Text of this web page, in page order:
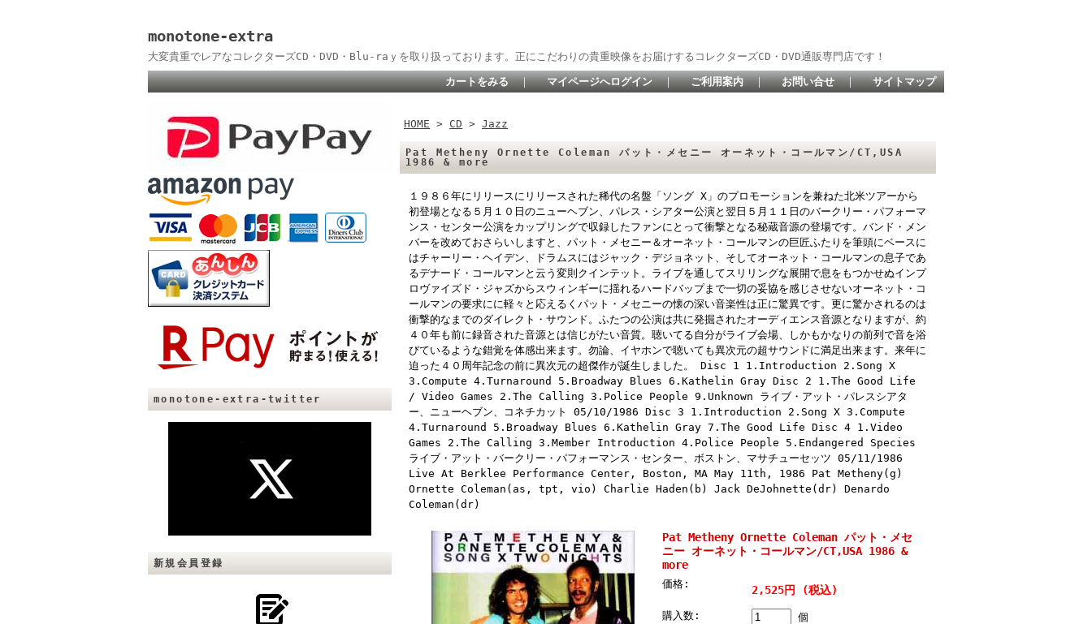
monotone-extra
大変貴重でレアなコレクターズCD・DVD・Blu-raｙを取り扱っております。正にこだわりの貴重映像をお届けするコレクターズCD・DVD通販専門店です！
カートをみる ｜ マイページへログイン ｜ ご利用案内 ｜ お問い合せ ｜ サイトマップ
monotone-extra-twitter
新規会員登録
HOME > CD > Jazz
Pat Metheny Ornette Coleman パット・メセニー オーネット・コールマン/CT,USA
1986 & more
１９８６年にリリースにリリースされた稀代の名盤「ソング X」のプロモーションを兼ねた北米ツアーから
初登場となる５月１０日のニューヘブン、パレス・シアター公演と翌日５月１１日のバークリー・パフォーマ
ンス・センター公演をカップリングで収録したファンにとって衝撃となる秘蔵音源の登場です。バンド・メン
バーを改めておさらいしますと、パット・メセニー＆オーネット・コールマンの巨匠ふたりを筆頭にベースに
はチャーリー・ヘイデン、ドラムスにはジャック・デジョネット、そしてオーネット・コールマンの息子であ
るデナード・コールマンと云う変則クインテット。ライブを通してスリリングな展開で息をもつかせぬインプ
ロヴァイズド・ジャズからスウィンギーに揺れるハードバップまで一切の妥協を感じさせないオーネット・コ
ールマンの要求にに軽々と応えるくパット・メセニーの懐の深い音楽性は正に驚異です。更に驚かされるのは
衝撃的なまでのダイレクト・サウンド。ふたつの公演は共に発掘されたオーディエンス音源となりますが、約
４０年も前に録音された音源とは信じがたい音質。聴いてる自分がライブ会場、しかもかなりの前列で音を浴
びているような錯覚を体感出来ます。勿論、イヤホンで聴いても異次元の超サウンドに満足出来ます。来年に
迫った４０周年記念の前に異次元の超傑作が誕生しました。 Disc 1 1.Introduction 2.Song X
3.Compute 4.Turnaround 5.Broadway Blues 6.Kathelin Gray Disc 2 1.The Good Life
/ Video Games 2.The Calling 3.Police People 9.Unknown ライブ・アット・パレスシアタ
ー、ニューヘブン、コネチカット 05/10/1986 Disc 3 1.Introduction 2.Song X 3.Compute
4.Turnaround 5.Broadway Blues 6.Kathelin Gray 7.The Good Life Disc 4 1.Video
Games 2.The Calling 3.Member Introduction 4.Police People 5.Endangered Species
ライブ・アット・バークリー・パフォーマンス・センター、ボストン、マサチューセッツ 05/11/1986
Live At Berklee Performance Center, Boston, MA May 11th, 1986 Pat Metheny(g)
Ornette Coleman(as, tpt, vio) Charlie Haden(b) Jack DeJohnette(dr) Denardo
Coleman(dr)
Pat Metheny Ornette Coleman パット・メセ
ニー オーネット・コールマン/CT,USA 1986 &
more
価格: 2,525円 (税込)
購入数: 個